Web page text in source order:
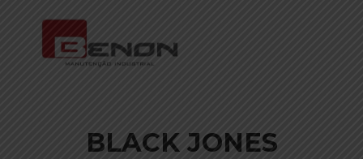
BLACK JONES